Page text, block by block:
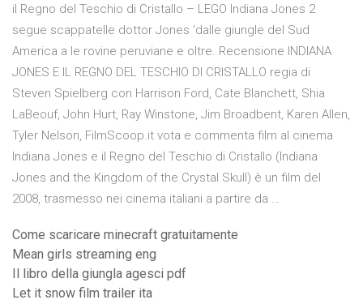
il Regno del Teschio di Cristallo – LEGO Indiana Jones 2
segue scappatelle dottor Jones ‘dalle giungle del Sud
America a le rovine peruviane e oltre. Recensione INDIANA
JONES E IL REGNO DEL TESCHIO DI CRISTALLO regia di
Steven Spielberg con Harrison Ford, Cate Blanchett, Shia
LaBeouf, John Hurt, Ray Winstone, Jim Broadbent, Karen Allen,
Tyler Nelson, FilmScoop.it vota e commenta film al cinema
Indiana Jones e il Regno del Teschio di Cristallo (Indiana
Jones and the Kingdom of the Crystal Skull) è un film del
2008, trasmesso nei cinema italiani a partire da …
Come scaricare minecraft gratuitamente
Mean girls streaming eng
Il libro della giungla agesci pdf
Let it snow film trailer ita